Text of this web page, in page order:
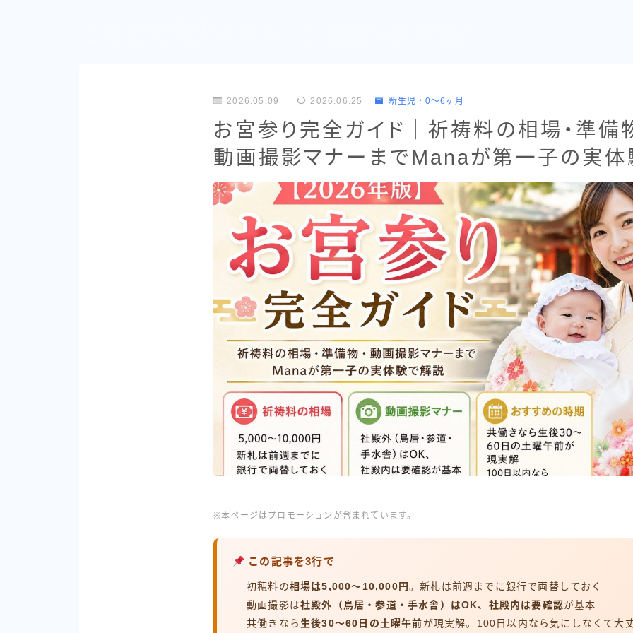
2026.05.09 2026.06.25 新生児・0〜6ヶ月
お宮参り完全ガイド｜祈祷料の相場・準備
動画撮影マナーまでManaが第一子の実
※本ページはプロモーションが含まれています。
この記事を3行で
初穂料の相場は5,000〜10,000円。新札は前週までに銀行で両替しておく
動画撮影は社殿外（鳥居・参道・手水舎）はOK、社殿内は要確認が基本
共働きなら生後30〜60日の土曜午前が現実解。100日以内なら気にしなくて大